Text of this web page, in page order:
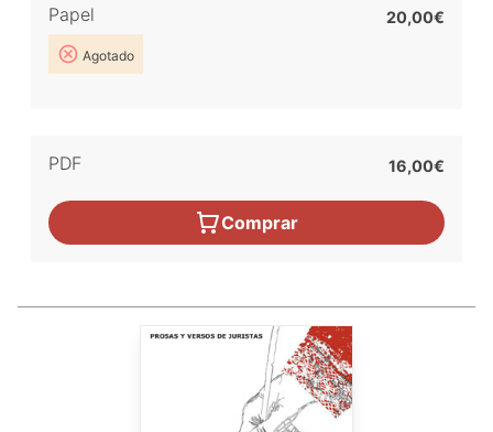
Papel
Agotado
20,00€
PDF 16,00€
Comprar